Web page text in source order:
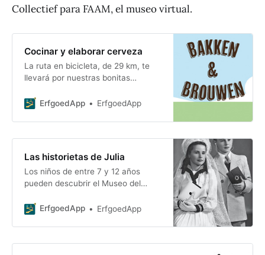
Collectief para FAAM, el museo virtual.
Cocinar y elaborar cerveza
La ruta en bicicleta, de 29 km, te
llevará por nuestras bonitas
cervecerías de antaño y de hoy.
algunas paradas.
ErfgoedApp ErfgoedApp
Las historietas de Julia
Los niños de entre 7 y 12 años
pueden descubrir el Museo del
audio que te transporta al año
ErfgoedApp ErfgoedApp